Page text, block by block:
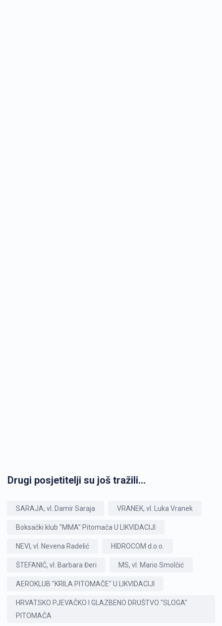
Drugi posjetitelji su još tražili...
SARAJA, vl. Damir Saraja VRANEK, vl. Luka Vranek
Boksački klub "MMA" Pitomača U LIKVIDACIJI
NEVI, vl. Nevena Radelić HIDROCOM d.o.o.
ŠTEFANIĆ, vl. Barbara Đeri MS, vl. Mario Smolčić
AEROKLUB "KRILA PITOMAČE" U LIKVIDACIJI
HRVATSKO PJEVAČKO I GLAZBENO DRUŠTVO "SLOGA"
PITOMAČA